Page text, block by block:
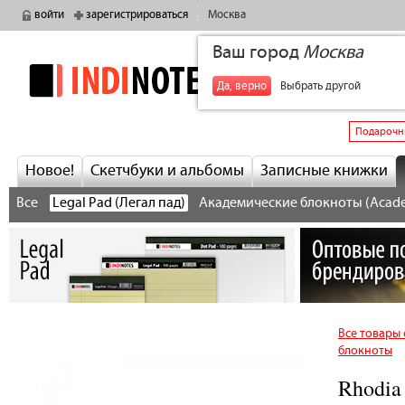
войти зарегистрироваться Москва
Ваш город Москва
Да, верно Выбрать другой
indinotes
Новое! Скетчбуки и альбомы Записные книжки
Все Legal Pad (Легал пад) Академические блокноты
Все товары
блокноты